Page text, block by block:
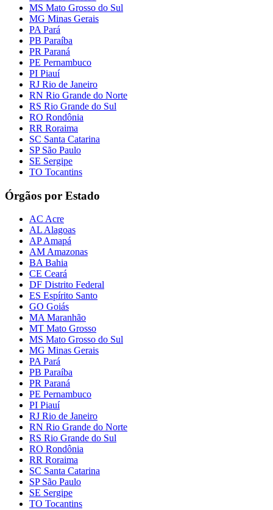
MS Mato Grosso do Sul
MG Minas Gerais
PA Pará
PB Paraíba
PR Paraná
PE Pernambuco
PI Piauí
RJ Rio de Janeiro
RN Rio Grande do Norte
RS Rio Grande do Sul
RO Rondônia
RR Roraima
SC Santa Catarina
SP São Paulo
SE Sergipe
TO Tocantins
Órgãos por Estado
AC Acre
AL Alagoas
AP Amapá
AM Amazonas
BA Bahia
CE Ceará
DF Distrito Federal
ES Espírito Santo
GO Goiás
MA Maranhão
MT Mato Grosso
MS Mato Grosso do Sul
MG Minas Gerais
PA Pará
PB Paraíba
PR Paraná
PE Pernambuco
PI Piauí
RJ Rio de Janeiro
RN Rio Grande do Norte
RS Rio Grande do Sul
RO Rondônia
RR Roraima
SC Santa Catarina
SP São Paulo
SE Sergipe
TO Tocantins